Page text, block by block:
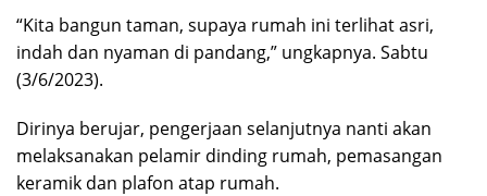
“Kita bangun taman, supaya rumah ini terlihat asri,
indah dan nyaman di pandang,” ungkapnya. Sabtu
(3/6/2023).
Dirinya berujar, pengerjaan selanjutnya nanti akan
melaksanakan pelamir dinding rumah, pemasangan
keramik dan plafon atap rumah.